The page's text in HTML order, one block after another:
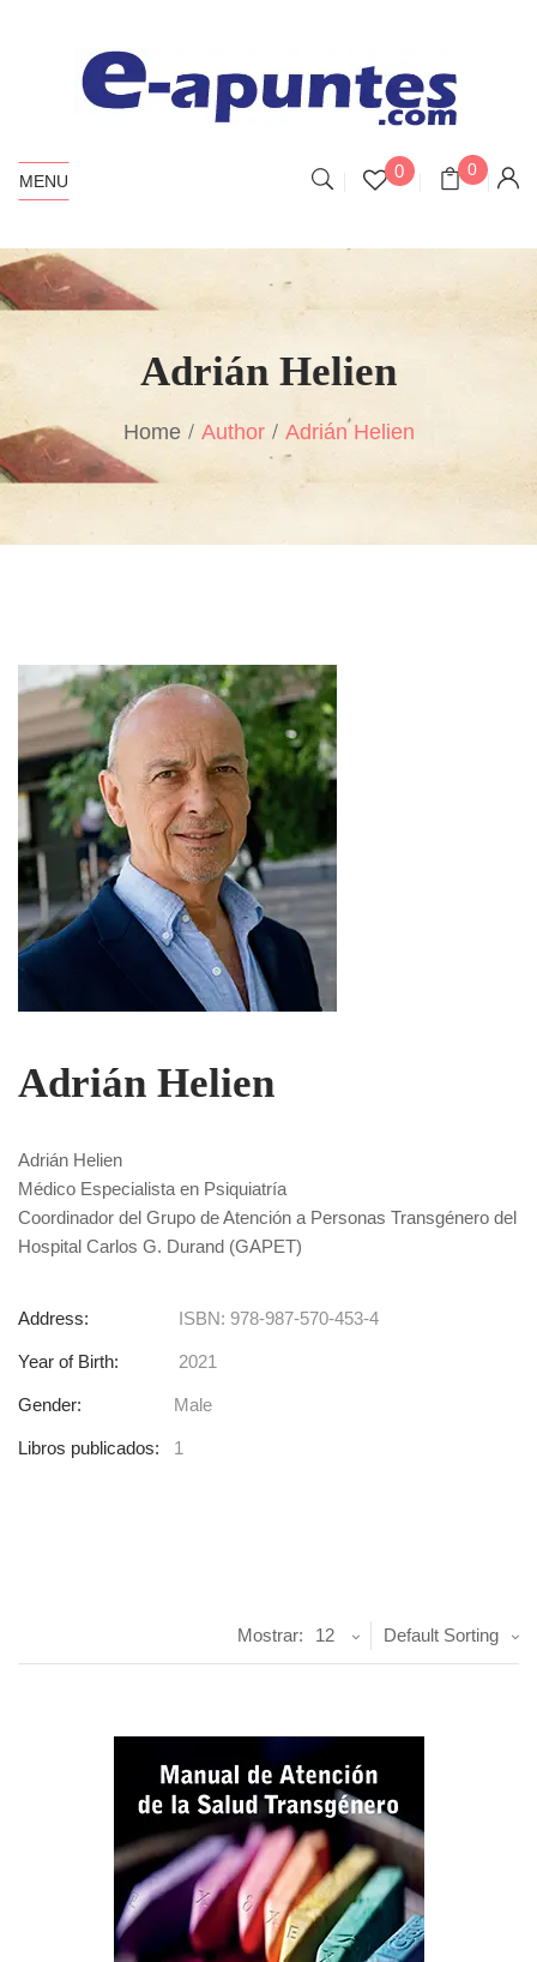
MENU 0 0
Adrián Helien
Home Author Adrián Helien
Adrián Helien
Adrián Helien
Médico Especialista en Psiquiatría
Coordinador del Grupo de Atención a Personas Transgénero del
Hospital Carlos G. Durand (GAPET)
Address: ISBN: 978-987-570-453-4
Year of Birth: 2021
Gender: Male
Libros publicados: 1
Default Sorting
Mostrar: 12